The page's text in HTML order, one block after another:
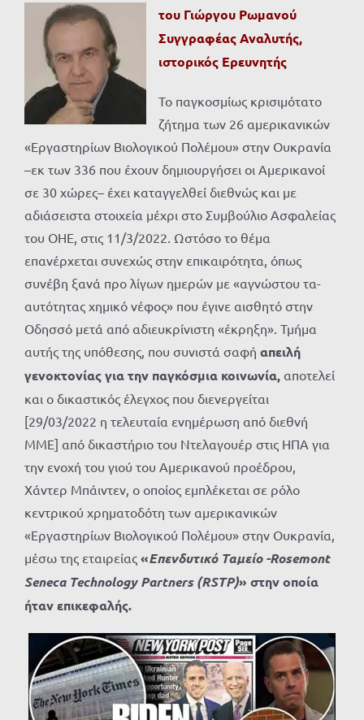
του Γιώργου Ρωμανού
Συγγραφέας Αναλυτής,
ιστορικός Ερευνητής
Το παγκοσμίως κρισιμότατο
ζήτημα των 26 αμερικανικών
«Εργαστηρίων Βιολογικού Πολέμου» στην Ουκρανία
–εκ των 336 που έχουν δημιουργήσει οι Αμερικανοί
σε 30 χώρες– έχει καταγγελθεί διεθνώς και με
αδιάσειστα στοιχεία μέχρι στο Συμβούλιο Ασφαλείας
του ΟΗΕ, στις 11/3/2022. Ωστόσο το θέμα
επανέρχεται συνεχώς στην επικαιρότητα, όπως
συνέβη ξανά προ λίγων ημερών με «αγνώστου τα-
αυτότητας χημικό νέφος» που έγινε αισθητό στην
Οδησσό μετά από αδιευκρίνιστη «έκρηξη». Τμήμα
αυτής της υπόθεσης, που συνιστά σαφή απειλή
γενοκτονίας για την παγκόσμια κοινωνία, αποτελεί
και ο δικαστικός έλεγχος που διενεργείται
[29/03/2022 η τελευταία ενημέρωση από διεθνή
ΜΜΕ] από δικαστήριο του Ντελαγουέρ στις ΗΠΑ για
την ενοχή του γιού του Αμερικανού προέδρου,
Χάντερ Μπάιντεν, ο οποίος εμπλέκεται σε ρόλο
κεντρικού χρηματοδότη των αμερικανικών
«Εργαστηρίων Βιολογικού Πολέμου» στην Ουκρανία,
μέσω της εταιρείας «Επενδυτικό Ταμείο -Rosemont
Seneca Technology Partners (RSTP)» στην οποία
ήταν επικεφαλής.